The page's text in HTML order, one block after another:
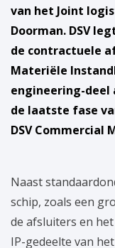
van het Joint
Doorman. DSV
de contractuele
Materiële
engineering-deel
de laatste fase
DSV Commercial
Naast
schip, zoals een
de afsluiters en
IP-gedeelte van